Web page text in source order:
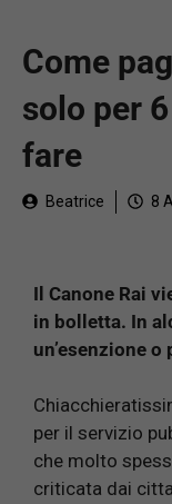
Come
solo per
fare
Beatrice 8
Il Canone Rai
in bolletta. In
un’esenzione o
per il servizio
che molto
criticata dai